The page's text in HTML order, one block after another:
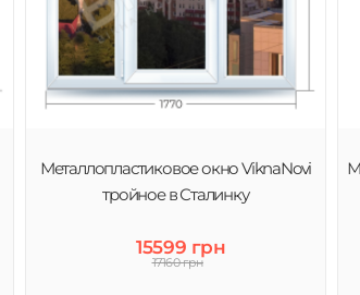
Металлопластиковое окно ViknaNovi
тройное в Сталинку
15599 грн
17160 грн